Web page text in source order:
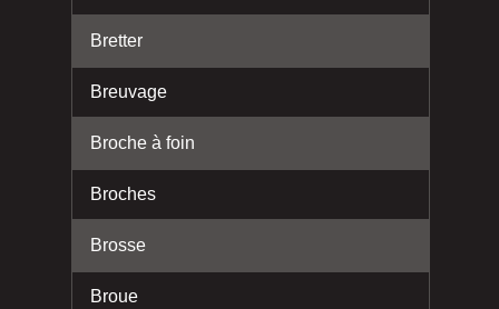
Bretter
Breuvage
Broche à foin
Broches
Brosse
Broue